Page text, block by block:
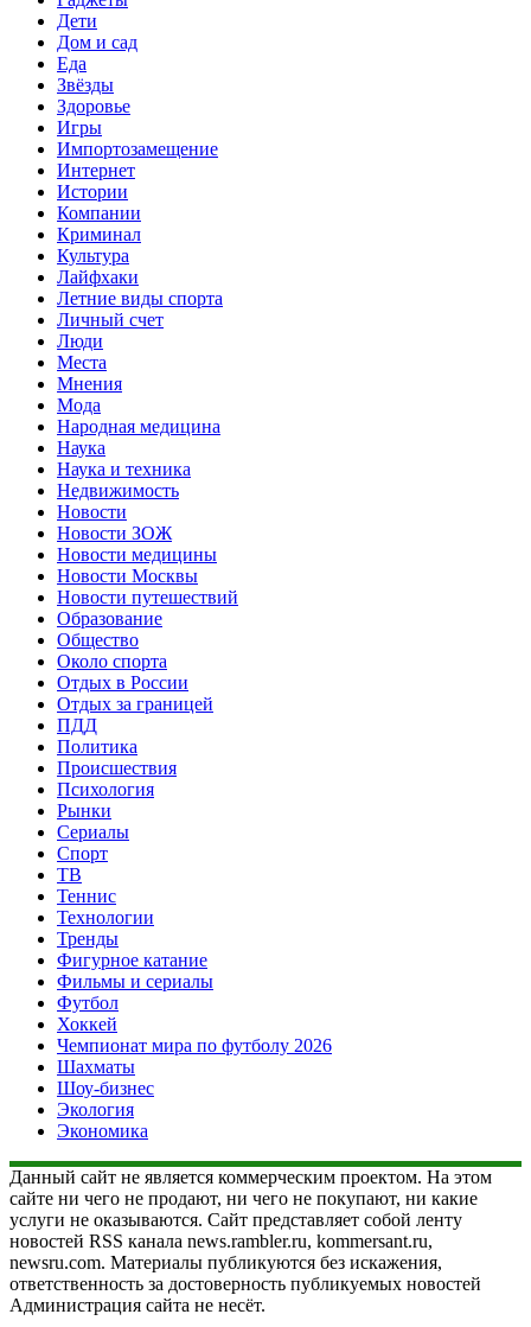
Дети
Дом и сад
Еда
Звёзды
Здоровье
Игры
Импортозамещение
Интернет
Истории
Компании
Криминал
Культура
Лайфхаки
Летние виды спорта
Личный счет
Люди
Места
Мнения
Мода
Народная медицина
Наука
Наука и техника
Недвижимость
Новости
Новости ЗОЖ
Новости медицины
Новости Москвы
Новости путешествий
Образование
Общество
Около спорта
Отдых в России
Отдых за границей
ПДД
Политика
Происшествия
Психология
Рынки
Сериалы
Спорт
ТВ
Теннис
Технологии
Тренды
Фигурное катание
Фильмы и сериалы
Футбол
Хоккей
Чемпионат мира по футболу 2026
Шахматы
Шоу-бизнес
Экология
Экономика
Данный сайт не является коммерческим проектом. На этом
сайте ни чего не продают, ни чего не покупают, ни какие
услуги не оказываются. Сайт представляет собой ленту
новостей RSS канала news.rambler.ru, kommersant.ru,
newsru.com. Материалы публикуются без искажения,
ответственность за достоверность публикуемых новостей
Администрация сайта не несёт.